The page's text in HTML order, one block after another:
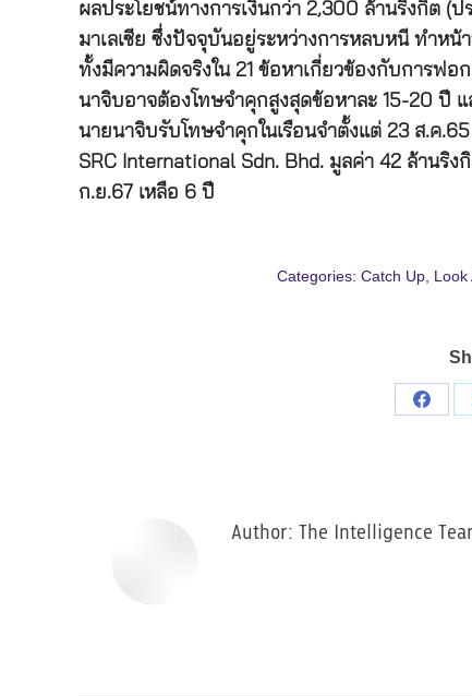
ผลประโยชน์ทางการเงินกว่า 2,300 ล้านริงกิต (
มาเลเซีย ซึ่งปัจจุบันอยู่ระหว่างการหลบหนี ทำห
ทั้งมีความผิดจริงใน 21 ข้อหาเกี่ยวข้องกับการฟ
นาจิบอาจต้องโทษจำคุกสูงสุดข้อหาละ 15-20 ปี
นายนาจิบรับโทษจำคุกในเรือนจำตั้งแต่ 23 ส.ค
SRC International Sdn. Bhd. มูลค่า 42 ล้านริ
ก.ย.67 เหลือ 6 ปี
Categories: Catch Up Look
Share
Author: The Intelligence